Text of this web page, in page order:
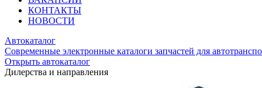
КОНТАКТЫ
НОВОСТИ
Автокаталог
Современные электронные каталоги запчастей для
Открыть автокаталог
Дилерства и направления